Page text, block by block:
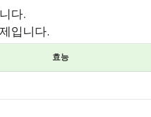
다.
입니다.
효능